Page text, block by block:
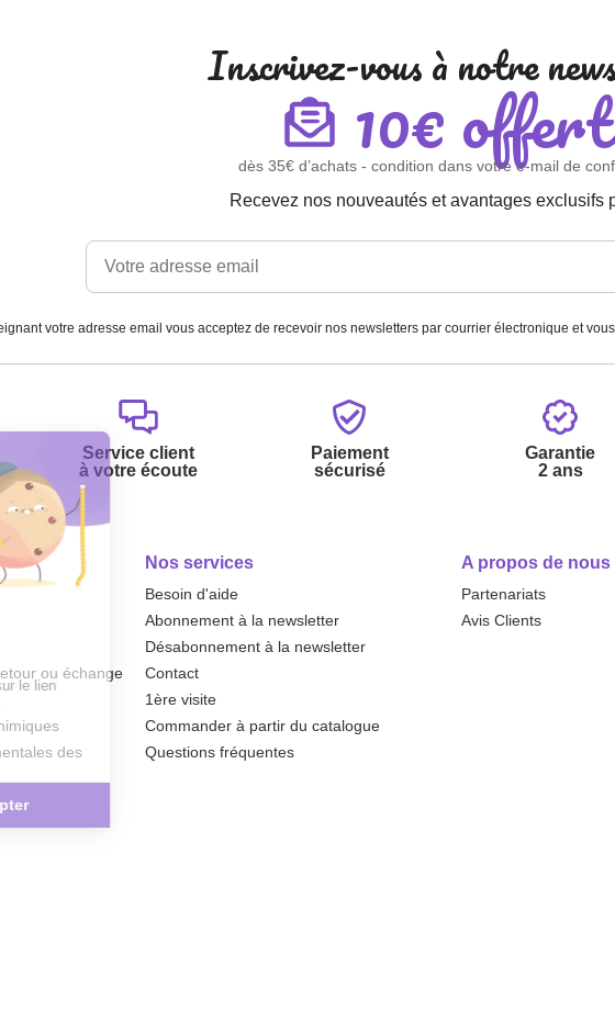
Inscrivez-vous à notre
10€
dès 35€ d’achats - condition dans votre e-mail de
Recevez nos nouveautés et avantages exclusifs
votre adresse email vous acceptez de recevoir nos newsletters par courrier électronique et
Service client
à votre écoute
Paiement
sécurisé
Garantie
2 ans
ou échange
des
Nos services
Besoin d'aide
Abonnement à la newsletter
Désabonnement à la newsletter
Contact
1ère visite
Commander à partir du catalogue
Questions fréquentes
A propos de nous
Partenariats
Avis Clients